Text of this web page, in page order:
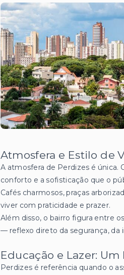
Atmosfera e Estilo de
A atmosfera de Perdizes é única.
conforto e a sofisticação que o
Cafés charmosos, praças
viver com praticidade e prazer.
Além disso, o bairro figura entre os
— reflexo direto da segurança, da
Educação e Lazer:
Perdizes é referência quando o